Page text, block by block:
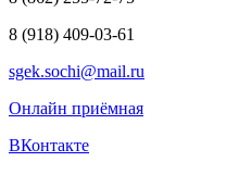
8 (918) 409-03-61
sgek.sochi@mail.ru
Онлайн приёмная
ВКонтакте